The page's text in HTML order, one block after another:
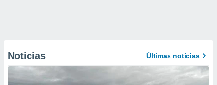
Noticias Últimas noticias